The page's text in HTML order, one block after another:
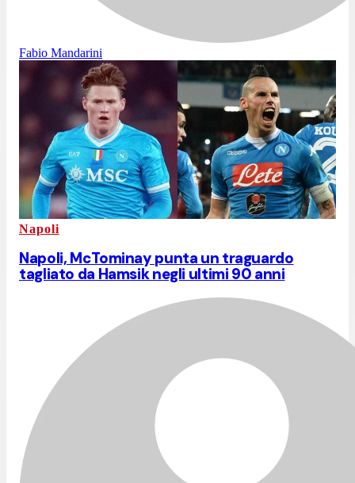
Fabio Mandarini
Napoli
Napoli, McTominay punta un traguardo
tagliato da Hamsik negli ultimi 90 anni